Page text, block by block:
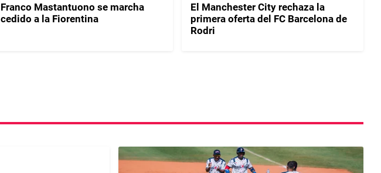
Franco Mastantuono se marcha
cedido a la Fiorentina
El Manchester City rechaza la
primera oferta del FC Barcelona de
Rodri